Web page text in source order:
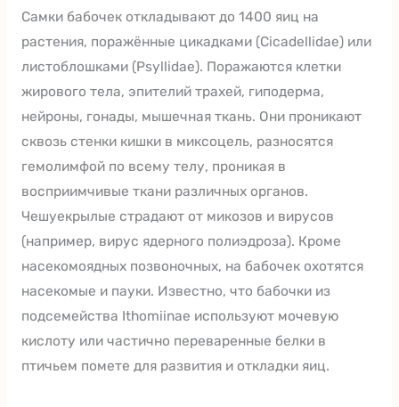
Самки бабочек откладывают до 1400 яиц на
растения, поражённые цикадками (Cicadellidae) или
листоблошками (Psyllidae). Поражаются клетки
жирового тела, эпителий трахей, гиподерма,
нейроны, гонады, мышечная ткань. Они проникают
сквозь стенки кишки в миксоцель, разносятся
гемолимфой по всему телу, проникая в
восприимчивые ткани различных органов.
Чешуекрылые страдают от микозов и вирусов
(например, вирус ядерного полиэдроза). Кроме
насекомоядных позвоночных, на бабочек охотятся
насекомые и пауки. Известно, что бабочки из
подсемейства Ithomiinae используют мочевую
кислоту или частично переваренные белки в
птичьем помете для развития и откладки яиц.